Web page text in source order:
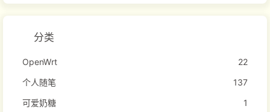
分类
OpenWrt
22
个人随笔
137
可爱奶糖
1